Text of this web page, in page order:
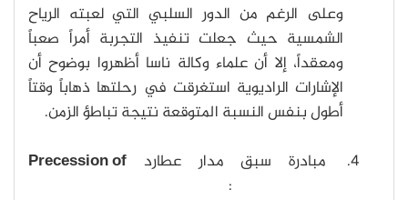
وعلى الرغم من الدور السلبي التي لعبته الرياح
الشمسية حيث جعلت تنفيذ التجربة أمراً صعباً
ومعقداً، إلا أن علماء وكالة ناسا أظهروا بوضوح أن
الإشارات الراديوية استغرقت في رحلتها ذهاباً وقتاً
أطول بنفس النسبة المتوقعة نتيجة تباطؤ الزمن.
مبادرة سبق مدار عطارد Precession of
: